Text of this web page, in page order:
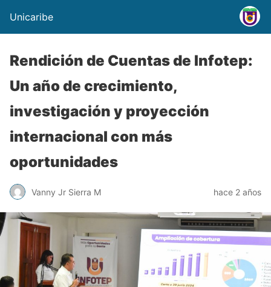
Unicaribe
Rendición de Cuentas de Infotep:
Un año de crecimiento,
investigación y proyección
internacional con más
oportunidades
Vanny Jr Sierra M hace 2 años